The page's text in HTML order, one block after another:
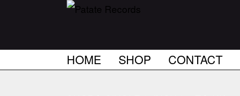
HOME SHOP CONTACT